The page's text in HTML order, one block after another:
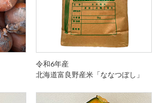
令和6年産
北海道富良野産米「ななつぼし」